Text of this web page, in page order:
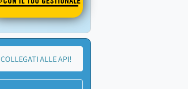
COLLEGATI ALLE API!